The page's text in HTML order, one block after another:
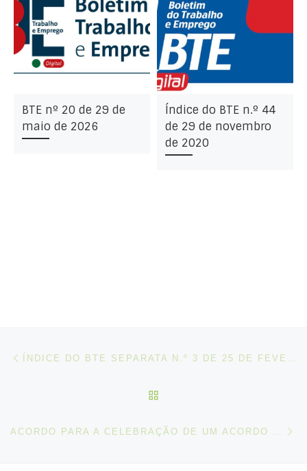
BTE nº 20 de 29 de
maio de 2026
Índice do BTE n.º 44
de 29 de novembro
de 2020
Post navigation